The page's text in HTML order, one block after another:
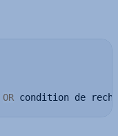
OR condition de